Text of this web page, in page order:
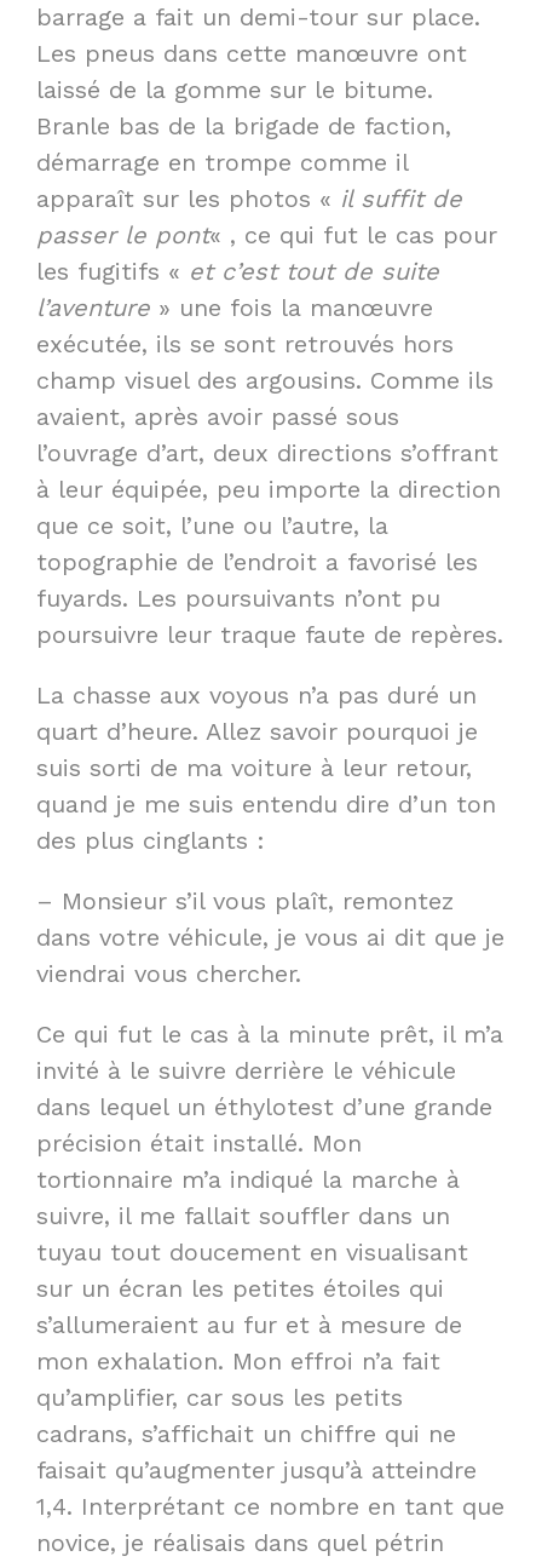
barrage a fait un demi-tour sur place.
Les pneus dans cette manœuvre ont
laissé de la gomme sur le bitume.
Branle bas de la brigade de faction,
démarrage en trompe comme il
apparaît sur les photos « il suffit de
passer le pont« , ce qui fut le cas pour
les fugitifs « et c’est tout de suite
l’aventure » une fois la manœuvre
exécutée, ils se sont retrouvés hors
champ visuel des argousins. Comme ils
avaient, après avoir passé sous
l’ouvrage d’art, deux directions s’offrant
à leur équipée, peu importe la direction
que ce soit, l’une ou l’autre, la
topographie de l’endroit a favorisé les
fuyards. Les poursuivants n’ont pu
poursuivre leur traque faute de repères.
La chasse aux voyous n’a pas duré un
quart d’heure. Allez savoir pourquoi je
suis sorti de ma voiture à leur retour,
quand je me suis entendu dire d’un ton
des plus cinglants :
– Monsieur s’il vous plaît, remontez
dans votre véhicule, je vous ai dit que je
viendrai vous chercher.
Ce qui fut le cas à la minute prêt, il m’a
invité à le suivre derrière le véhicule
dans lequel un éthylotest d’une grande
précision était installé. Mon
tortionnaire m’a indiqué la marche à
suivre, il me fallait souffler dans un
tuyau tout doucement en visualisant
sur un écran les petites étoiles qui
s’allumeraient au fur et à mesure de
mon exhalation. Mon effroi n’a fait
qu’amplifier, car sous les petits
cadrans, s’affichait un chiffre qui ne
faisait qu’augmenter jusqu’à atteindre
1,4. Interprétant ce nombre en tant que
novice, je réalisais dans quel pétrin